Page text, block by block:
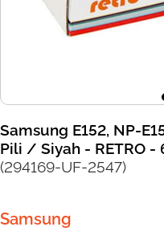
Samsung E152, NP-
Pili / Siyah - RETRO -
(294169-UF-2547)
Samsung